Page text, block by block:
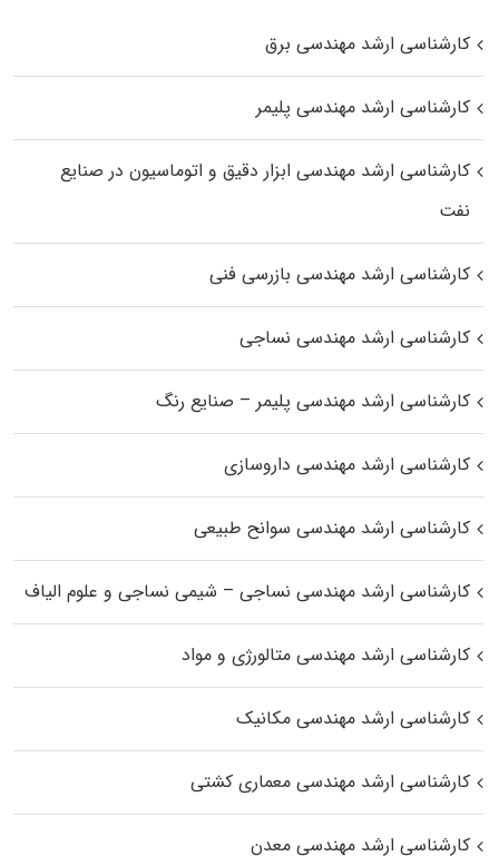
کارشناسی ارشد مهندسی برق
کارشناسی ارشد مهندسی پلیمر
کارشناسی ارشد مهندسی ابزار دقیق و اتوماسیون در صنایع
نفت
کارشناسی ارشد مهندسی بازرسی فنی
کارشناسی ارشد مهندسی نساجی
کارشناسی ارشد مهندسی پلیمر – صنایع رنگ
کارشناسی ارشد مهندسی داروسازی
کارشناسی ارشد مهندسی سوانح طبیعی
کارشناسی ارشد مهندسی نساجی – شیمی نساجی و علوم الیاف
کارشناسی ارشد مهندسی متالورژی و مواد
کارشناسی ارشد مهندسی مکانیک
کارشناسی ارشد مهندسی معماری کشتی
کارشناسی ارشد مهندسی معدن